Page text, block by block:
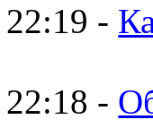
-
-